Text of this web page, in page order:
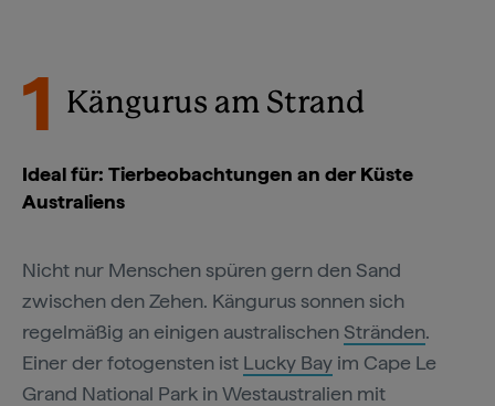
1 Kängurus am Strand
Ideal für: Tierbeobachtungen an der Küste
Australiens
Nicht nur Menschen spüren gern den Sand
zwischen den Zehen. Kängurus sonnen sich
regelmäßig an einigen australischenStränden.
Einer der fotogensten ist Lucky Bay im Cape Le
Grand National Park in Westaustralien mit